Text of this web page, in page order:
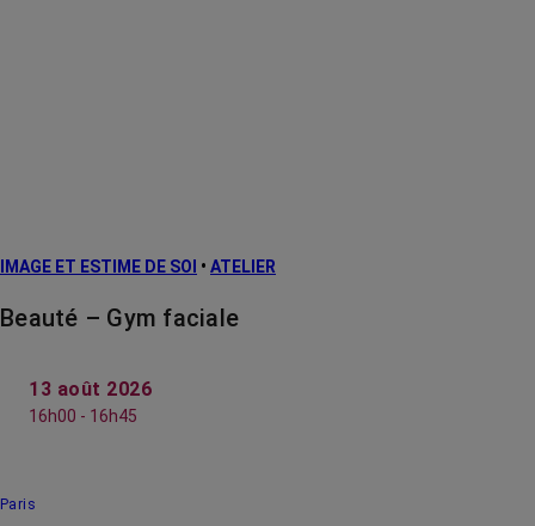
IMAGE ET ESTIME DE SOI • ATELIER
Beauté – Gym faciale
13 août 2026
16h00 - 16h45
Paris